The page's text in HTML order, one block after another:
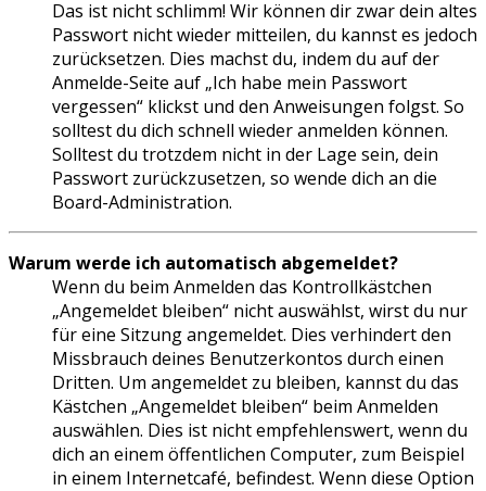
Das ist nicht schlimm! Wir können dir zwar dein altes
Passwort nicht wieder mitteilen, du kannst es jedoch
zurücksetzen. Dies machst du, indem du auf der
Anmelde-Seite auf „Ich habe mein Passwort
vergessen“ klickst und den Anweisungen folgst. So
solltest du dich schnell wieder anmelden können.
Solltest du trotzdem nicht in der Lage sein, dein
Passwort zurückzusetzen, so wende dich an die
Board-Administration.
Warum werde ich automatisch abgemeldet?
Wenn du beim Anmelden das Kontrollkästchen
„Angemeldet bleiben“ nicht auswählst, wirst du nur
für eine Sitzung angemeldet. Dies verhindert den
Missbrauch deines Benutzerkontos durch einen
Dritten. Um angemeldet zu bleiben, kannst du das
Kästchen „Angemeldet bleiben“ beim Anmelden
auswählen. Dies ist nicht empfehlenswert, wenn du
dich an einem öffentlichen Computer, zum Beispiel
in einem Internetcafé, befindest. Wenn diese Option